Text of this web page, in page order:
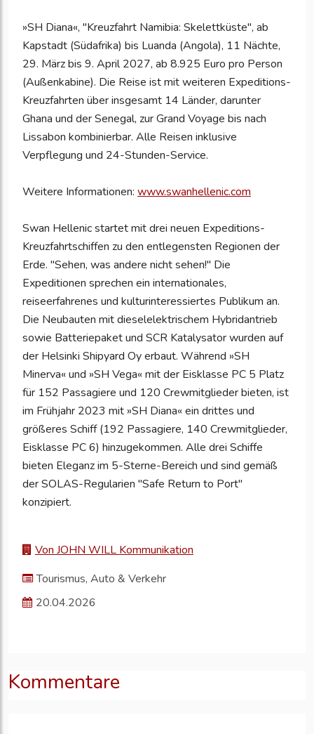
»SH Diana«, "Kreuzfahrt Namibia: Skelettküste", ab
Kapstadt (Südafrika) bis Luanda (Angola), 11 Nächte,
29. März bis 9. April 2027, ab 8.925 Euro pro Person
(Außenkabine). Die Reise ist mit weiteren Expeditions-
Kreuzfahrten über insgesamt 14 Länder, darunter
Ghana und der Senegal, zur Grand Voyage bis nach
Lissabon kombinierbar. Alle Reisen inklusive
Verpflegung und 24-Stunden-Service.
Weitere Informationen: www.swanhellenic.com
Swan Hellenic startet mit drei neuen Expeditions-
Kreuzfahrtschiffen zu den entlegensten Regionen der
Erde. "Sehen, was andere nicht sehen!" Die
Expeditionen sprechen ein internationales,
reiseerfahrenes und kulturinteressiertes Publikum an.
Die Neubauten mit dieselelektrischem Hybridantrieb
sowie Batteriepaket und SCR Katalysator wurden auf
der Helsinki Shipyard Oy erbaut. Während »SH
Minerva« und »SH Vega« mit der Eisklasse PC 5 Platz
für 152 Passagiere und 120 Crewmitglieder bieten, ist
im Frühjahr 2023 mit »SH Diana« ein drittes und
größeres Schiff (192 Passagiere, 140 Crewmitglieder,
Eisklasse PC 6) hinzugekommen. Alle drei Schiffe
bieten Eleganz im 5-Sterne-Bereich und sind gemäß
der SOLAS-Regularien "Safe Return to Port"
konzipiert.
Von JOHN WILL Kommunikation
Tourismus, Auto & Verkehr
20.04.2026
Kommentare